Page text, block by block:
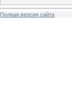
Полная версия сайта